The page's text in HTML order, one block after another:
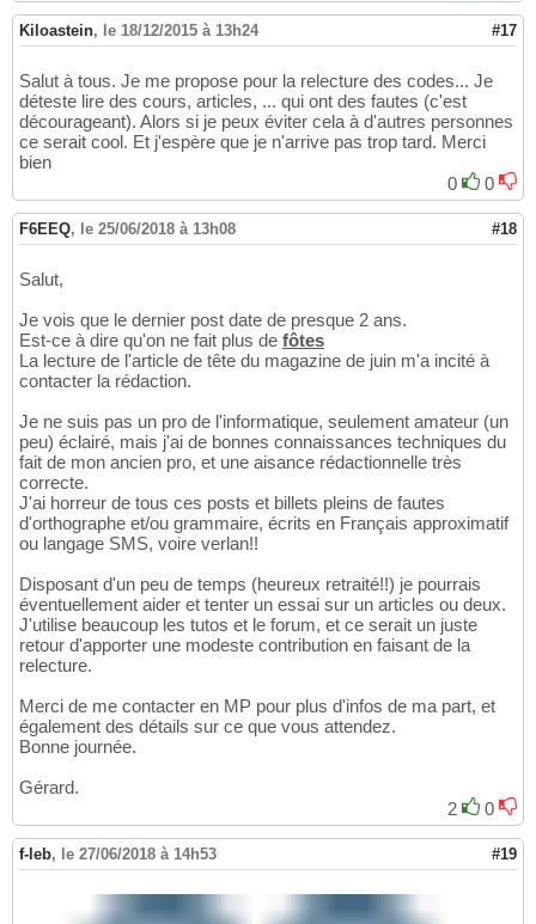
Kiloastein, le 18/12/2015 à 13h24 #17
Salut à tous. Je me propose pour la relecture des codes... Je
déteste lire des cours, articles, ... qui ont des fautes (c'est
décourageant). Alors si je peux éviter cela à d'autres personnes
ce serait cool. Et j'espère que je n'arrive pas trop tard. Merci
bien
0
0
F6EEQ, le 25/06/2018 à 13h08 #18
Salut,
Je vois que le dernier post date de presque 2 ans.
Est-ce à dire qu'on ne fait plus de fôtes
La lecture de l'article de tête du magazine de juin m'a incité à
contacter la rédaction.
Je ne suis pas un pro de l'informatique, seulement amateur (un
peu) éclairé, mais j'ai de bonnes connaissances techniques du
fait de mon ancien pro, et une aisance rédactionnelle très
correcte.
J'ai horreur de tous ces posts et billets pleins de fautes
d'orthographe et/ou grammaire, écrits en Français approximatif
ou langage SMS, voire verlan!!
Disposant d'un peu de temps (heureux retraité!!) je pourrais
éventuellement aider et tenter un essai sur un articles ou deux.
J'utilise beaucoup les tutos et le forum, et ce serait un juste
retour d'apporter une modeste contribution en faisant de la
relecture.
Merci de me contacter en MP pour plus d'infos de ma part, et
également des détails sur ce que vous attendez.
Bonne journée.
Gérard.
2
0
f-leb, le 27/06/2018 à 14h53 #19